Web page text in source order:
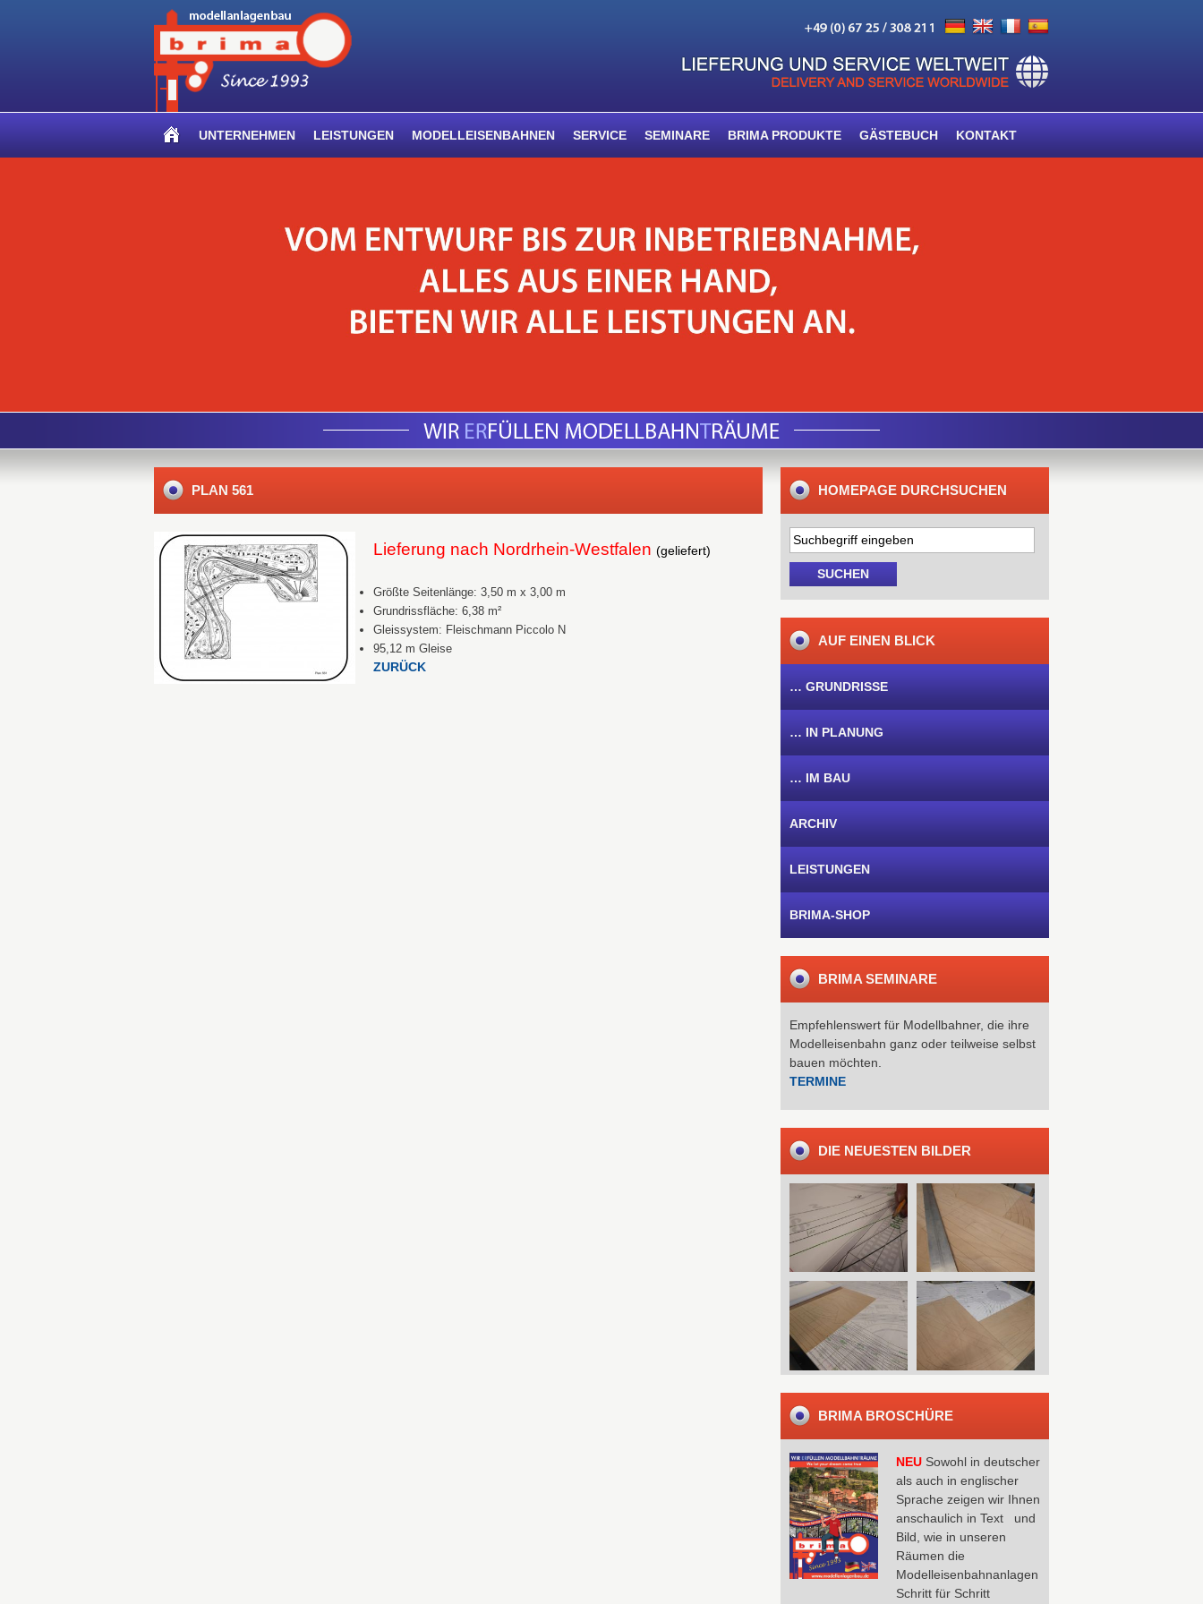
UNTERNEHMEN LEISTUNGEN MODELLEISENBAHNEN SERVICE SEMINARE BRIMA PRODUKTE GÄSTEBUCH KONTAKT
PLAN 561
Lieferung nach Nordrhein-Westfalen (geliefert)
Größte Seitenlänge: 3,50 m x 3,00 m
Grundrissfläche: 6,38 m²
Gleissystem: Fleischmann Piccolo N
95,12 m Gleise
ZURÜCK
HOMEPAGE DURCHSUCHEN
AUF EINEN BLICK
… GRUNDRISSE
… IN PLANUNG
… IM BAU
ARCHIV
LEISTUNGEN
BRIMA-SHOP
BRIMA SEMINARE
Empfehlenswert für Modellbahner, die ihre
Modelleisenbahn ganz oder teilweise selbst
bauen möchten.
TERMINE
DIE NEUESTEN BILDER
BRIMA BROSCHÜRE
NEU Sowohl in deutscher
als auch in englischer
Sprache zeigen wir Ihnen
anschaulich in Text und
Bild, wie in unseren
Räumen die
Modelleisenbahnanlagen
Schritt für Schritt